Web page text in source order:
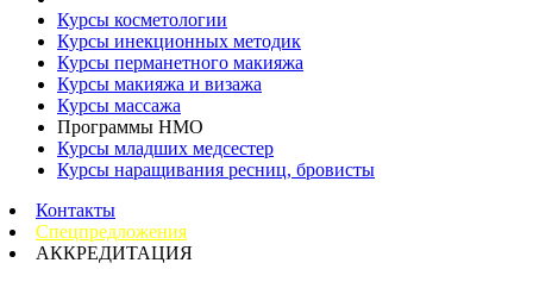
Курсы косметологии
Курсы инекционных методик
Курсы перманетного макияжа
Курсы макияжа и визажа
Курсы массажа
Программы НМО
Курсы младших медсестер
Курсы наращивания ресниц, бровисты
Контакты
Спецпредложения
АККРЕДИТАЦИЯ